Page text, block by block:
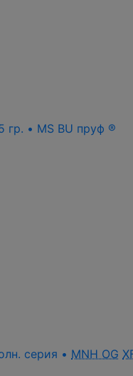
гр. • MS BU пруф ®
серия • MNH OG